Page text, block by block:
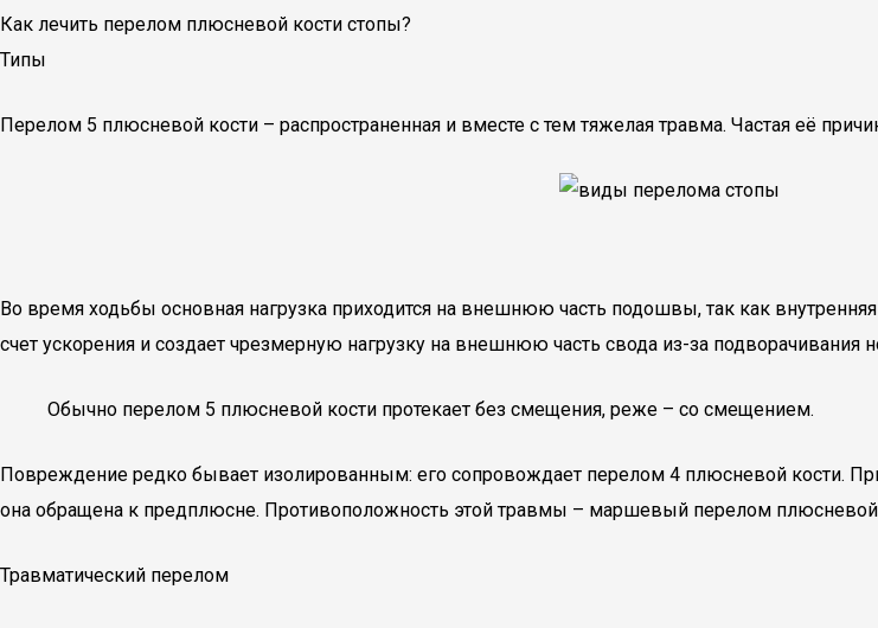
Как лечить перелом плюсневой кости стопы?
Типы
Перелом 5 плюсневой кости – распространенная и вместе с тем тяжелая травма. Частая её
Во время ходьбы основная нагрузка приходится на внешнюю часть подошвы, так как
счет ускорения и создает чрезмерную нагрузку на внешнюю часть свода из-за подворачивания
Обычно перелом 5 плюсневой кости протекает без смещения, реже – со смещением.
Повреждение редко бывает изолированным: его сопровождает перелом 4 плюсневой кости.
она обращена к предплюсне. Противоположность этой травмы – маршевый перелом
Травматический перелом